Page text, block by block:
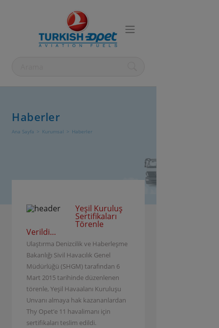
Haberler
Ana Sayfa Kurumsal Haberler
Yeşil Kuruluş
Sertifikaları
Törenle
Verildi…
Ulaştırma Denizcilik ve Haberleşme
Bakanlığı Sivil Havacılık Genel
Müdürlüğü (SHGM) tarafından 6
Mart 2015 tarihinde düzenlenen
törenle, Yeşil Havaalanı Kuruluşu
Unvanı almaya hak kazananlardan
Thy Opet’e 11 havalimanı için
sertifikaları teslim edildi.